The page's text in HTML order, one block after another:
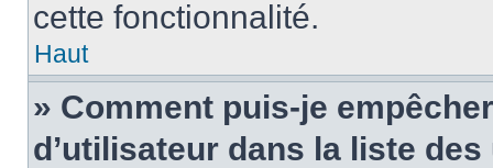
cette fonctionnalité.
Haut
» Comment puis-je
d’utilisateur dans la liste